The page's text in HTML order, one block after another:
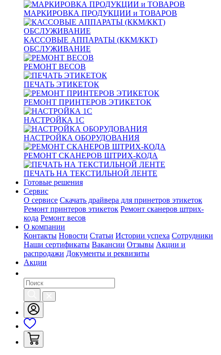
МАРКИРОВКА ПРОДУКЦИИ и ТОВАРОВ
КАССОВЫЕ АППАРАТЫ (ККМ/ККТ)
ОБСЛУЖИВАНИЕ
РЕМОНТ ВЕСОВ
ПЕЧАТЬ ЭТИКЕТОК
РЕМОНТ ПРИНТЕРОВ ЭТИКЕТОК
НАСТРОЙКА 1С
НАСТРОЙКА ОБОРУДОВАНИЯ
РЕМОНТ СКАНЕРОВ ШТРИХ-КОДА
ПЕЧАТЬ НА ТЕКСТИЛЬНОЙ ЛЕНТЕ
Готовые решения
Сервис
О сервисе Скачать драйвера для принетров этикеток
Ремонт принтеров этикеток Ремонт сканеров штрих-
кода Ремонт весов
О компании
Контакты Новости Статьи Истории успеха Сотрудники
Наши сертификаты Вакансии Отзывы Акции и
распродажи Документы и реквизиты
Акции